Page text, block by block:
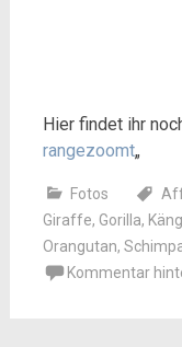
Hier findet ihr
rangezoomt„
Fotos
Giraffe, Gorilla,
Orangutan,
Kommentar